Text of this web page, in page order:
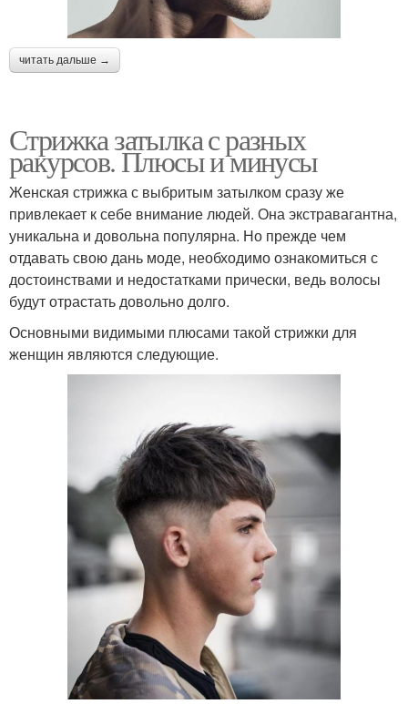
читать дальше →
Стрижка затылка с разных
ракурсов. Плюсы и минусы
Женская стрижка с выбритым затылком сразу же
привлекает к себе внимание людей. Она экстравагантна,
уникальна и довольна популярна. Но прежде чем
отдавать свою дань моде, необходимо ознакомиться с
достоинствами и недостатками прически, ведь волосы
будут отрастать довольно долго.
Основными видимыми плюсами такой стрижки для
женщин являются следующие.